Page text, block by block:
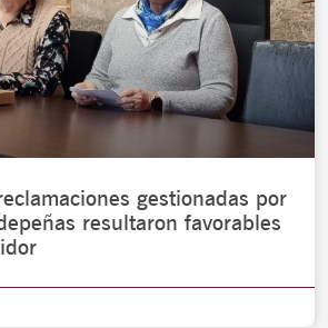
gestionadas por
resultaron favorables